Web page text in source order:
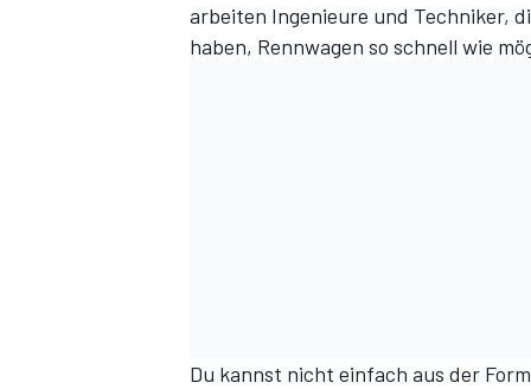
arbeiten Ingenieure und Techniker,
haben, Rennwagen so schnell wie
Du kannst nicht einfach aus der